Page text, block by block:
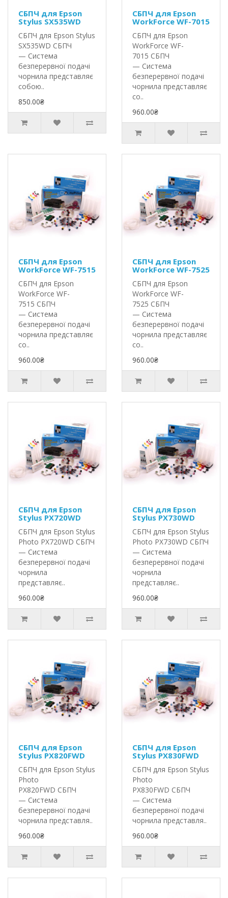
СБПЧ для Epson
Stylus SX535WD
СБПЧ для Epson Stylus
SX535WD СБПЧ
— Система
безперервної подачі
чорнила представляє
собою..
850.00₴
СБПЧ для Epson
WorkForce WF-7015
СБПЧ для Epson
WorkForce WF-
7015 СБПЧ
— Система
безперервної подачі
чорнила представляє
со..
960.00₴
СБПЧ для Epson
WorkForce WF-7515
СБПЧ для Epson
WorkForce WF-
7515 СБПЧ
— Система
безперервної подачі
чорнила представляє
со..
960.00₴
СБПЧ для Epson
WorkForce WF-7525
СБПЧ для Epson
WorkForce WF-
7525 СБПЧ
— Система
безперервної подачі
чорнила представляє
со..
960.00₴
СБПЧ для Epson
Stylus PX720WD
СБПЧ для Epson Stylus
Photo PX720WD СБПЧ
— Система
безперервної подачі
чорнила
представляє..
960.00₴
СБПЧ для Epson
Stylus PX730WD
СБПЧ для Epson Stylus
Photo PX730WD СБПЧ
— Система
безперервної подачі
чорнила
представляє..
960.00₴
СБПЧ для Epson
Stylus PX820FWD
СБПЧ для Epson Stylus
Photo
PX820FWD СБПЧ
— Система
безперервної подачі
чорнила представля..
960.00₴
СБПЧ для Epson
Stylus PX830FWD
СБПЧ для Epson Stylus
Photo
PX830FWD СБПЧ
— Система
безперервної подачі
чорнила представля..
960.00₴